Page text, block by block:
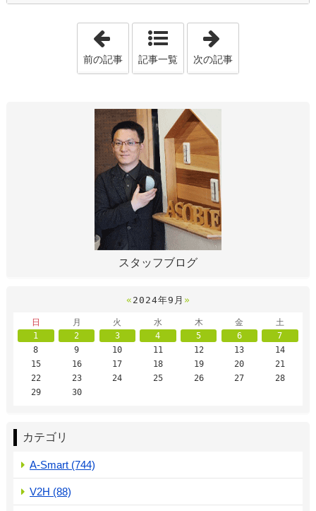
「熱中所に気を付けてくださいね♪」
前の記事 記事一覧 次の記事
スタッフブログ
« 2024年9月 »
日 月 火 水 木 金
土
1
2 3 4 5 6
7
8
9 10 11 12 13
14
15
16 17 18 19 20
21
22
23 24 25 26 27
28
29
30
カテゴリ
A-Smart (744)
V2H (88)